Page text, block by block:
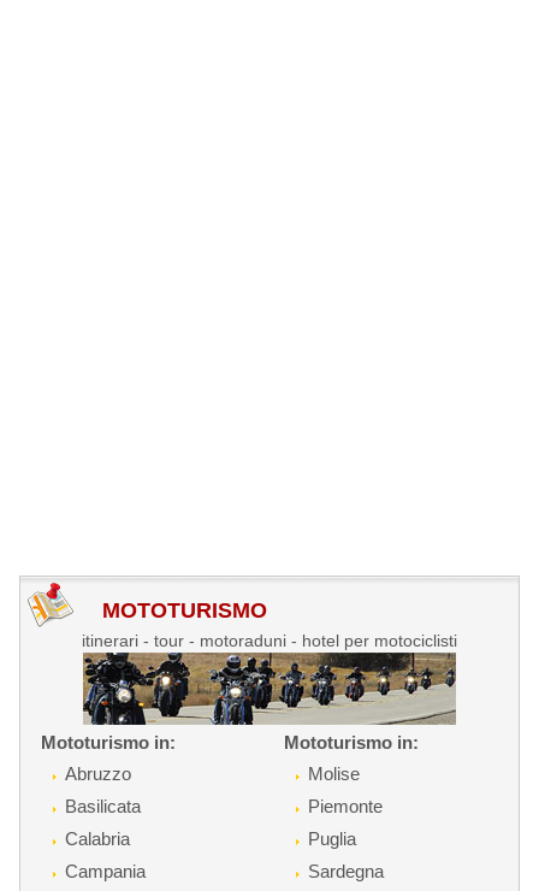
MOTOTURISMO
itinerari - tour - motoraduni - hotel per motociclisti
Mototurismo in:
Abruzzo
Basilicata
Calabria
Campania
Mototurismo in:
Molise
Piemonte
Puglia
Sardegna